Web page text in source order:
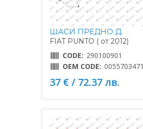
ШАСИ ПРЕДНО Д.
FIAT PUNTO ( от 2012)
CODE: 290100901
OEM CODE: 0055703471
37 € / 72.37 лв.